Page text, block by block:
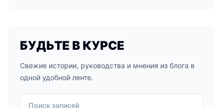
БУДЬТЕ В КУРСЕ
Свежие истории, руководства и мнения из блога в
одной удобной ленте.
Поиск записей